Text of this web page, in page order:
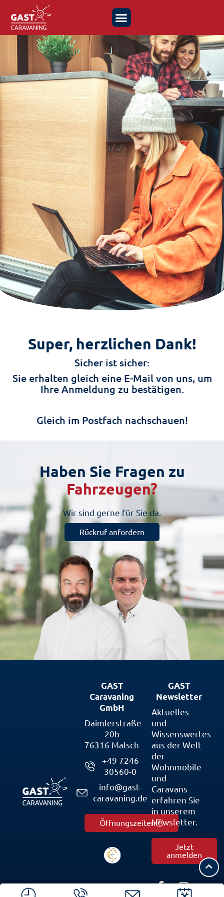
Super, herzlichen Dank!
Sicher ist sicher:
Sie erhalten gleich eine E-Mail von uns, um
Ihre Anmeldung zu bestätigen.
Gleich im Postfach nachschauen!
Haben Sie Fragen zu
Fahrzeugen?
Wir sind gerne für Sie da.
Rückruf anfordern
GAST
Caravaning
GmbH
Daimlerstraße
20b
76316 Malsch
+49 7246
30560-0
info@gast-
caravaning.de
Öffnungszeiten
GAST
Newsletter
Aktuelles
und
Wissenswertes
aus der Welt
der
Wohnmobile
und
Caravans
erfahren Sie
in unserem
Newsletter.
Jetzt
anmelden